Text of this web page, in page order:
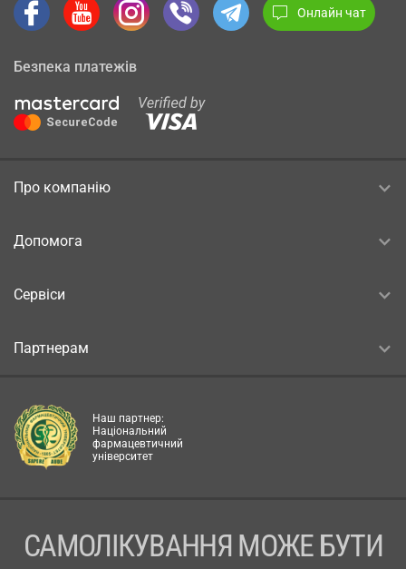
Онлайн чат
Безпека платежів
Про компанію
Допомога
Сервіси
Партнерам
Наш партнер:
Національний
фармацевтичний
університет
САМОЛІКУВАННЯ МОЖЕ БУТИ